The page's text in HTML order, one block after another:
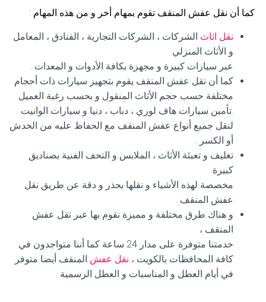
كما أن نقل عفش المنقف تقوم بمهام أخر و من هذه المهام :
نقل اثاث الشركات ، الشركات التجارية ، الفنادق ، المعامل
و الأثاث المنزلي
عبر سيارات كبيرة و مجهزة بكافة الأدوات و المعدات .
كما أن نقل عفش المنقف يقوم بتجهيز سيارات ذات أحجام
مختلفة حسب حجم الأثاث المنقول و بحسب رغبة العميل
.تأمين سيارات هاف لوري ، دباب ، دنيا و سيارات الوانيت
لنقل جميع أنواع عفش المنقف مع الحفاظ عليه من الخدش
أو الكسر .
تغليف و تعبئة الأثاث ، الملابس و التحف الفنية بصناديق
كبيرة
مخصصة لهذه الأشياء و نقلها بحذر و دقة عن طريق نقل
عفش المنقف .
و هناك طرق مختلفة و مميزة نقوم بها عبر نقل عفش
المنقف ،
خدمتنا متوفرة على مدار 24 ساعة كما أننا متواجدون في
كافة المحافظات بالكويت ، نقل عفش المنقف أيضا متوفر
في أيام العطل و المناسبات و العطل الرسمية .